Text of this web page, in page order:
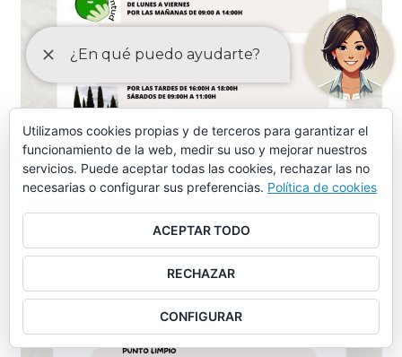
Utilizamos cookies propias y de terceros para garantizar el
funcionamiento de la web, medir su uso y mejorar nuestros
servicios. Puede aceptar todas las cookies, rechazar las no
necesarias o configurar sus preferencias. Política de cookies
ACEPTAR TODO
RECHAZAR
CONFIGURAR